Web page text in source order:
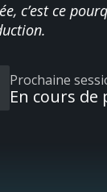
c’est ce
Prochaine
En cours de